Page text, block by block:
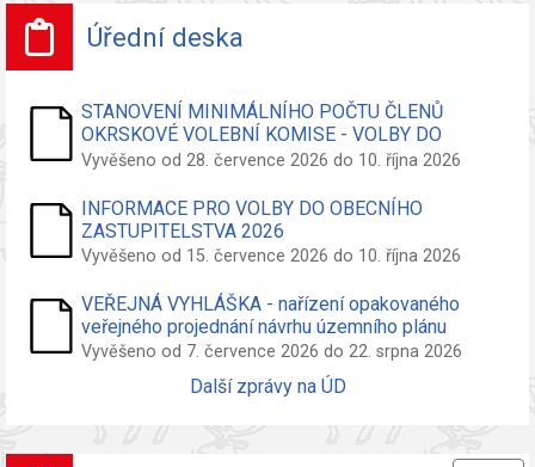
Úřední deska
STANOVENÍ MINIMÁLNÍHO POČTU ČLENŮ
OKRSKOVÉ VOLEBNÍ KOMISE - VOLBY DO
ZASTUPITELSTVA OBCE
Vyvěšeno od 28. července 2026 do 10. října 2026
INFORMACE PRO VOLBY DO OBECNÍHO
ZASTUPITELSTVA 2026
Vyvěšeno od 15. července 2026 do 10. října 2026
VEŘEJNÁ VYHLÁŠKA - nařízení opakovaného
veřejného projednání návrhu územního plánu
Vyvěšeno od 7. července 2026 do 22. srpna 2026
Další zprávy na ÚD